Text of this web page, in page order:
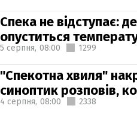
Спека не відступає:
опуститься
5 серпня, 08:00 1299
"Спекотна хвиля"
синоптик розповів,
4 серпня, 08:00 2338